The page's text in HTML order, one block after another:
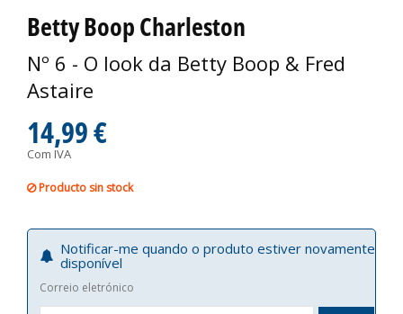
Betty Boop Charleston
Nº 6 - O look da Betty Boop & Fred
Astaire
14,99 €
Com IVA
Producto sin stock
Notificar-me quando o produto estiver novamente
disponível
Correio eletrónico